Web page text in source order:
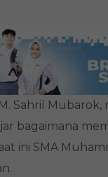
Sahril
bagaimana
ini SMA